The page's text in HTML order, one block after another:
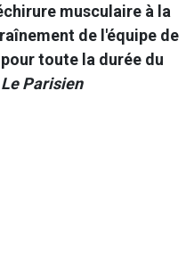
musculaire à la
de l'équipe de
toute la durée du
Le Parisien